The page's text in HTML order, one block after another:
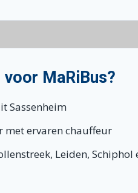
MaRiBus?
Sassenheim
met ervaren chauffeur
Leiden, Schiphol